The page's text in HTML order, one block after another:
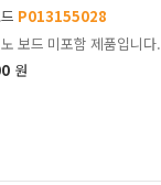
P013155028
보드 미포함 제품입니다.
원